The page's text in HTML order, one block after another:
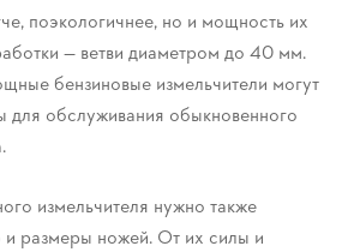
поэкологичнее, но и мощность их
— ветви диаметром до 40 мм.
бензиновые измельчители могут
для обслуживания обыкновенного
измельчителя нужно также
и размеры ножей. От их силы и